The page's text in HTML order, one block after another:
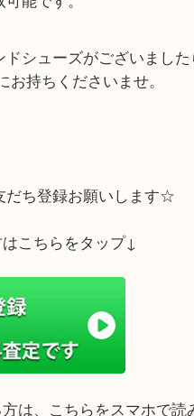
こんにちは
ざいます。